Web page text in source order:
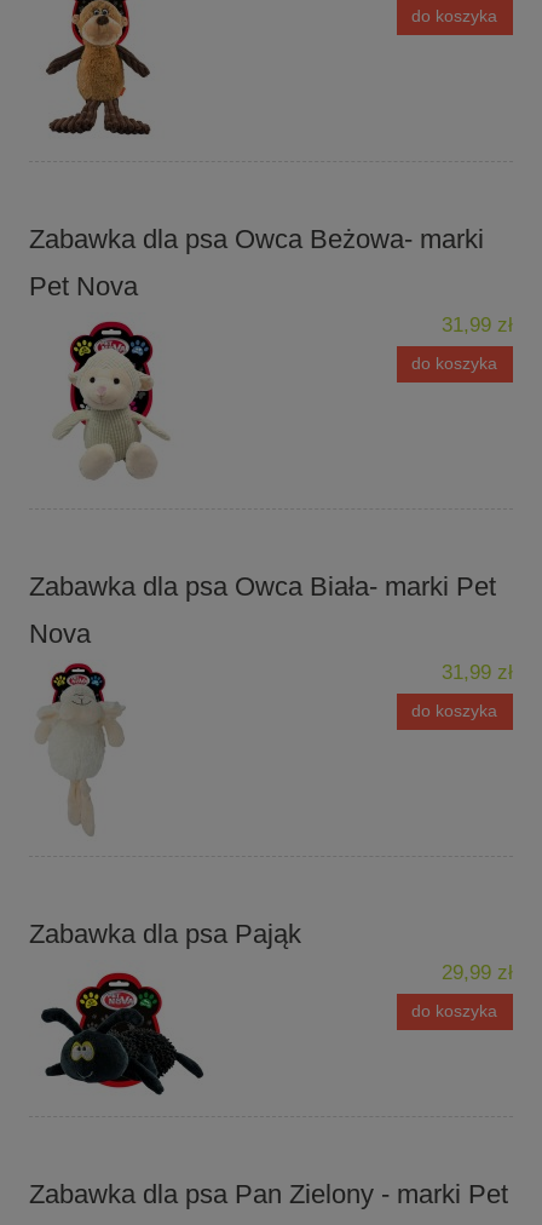
do koszyka
Zabawka dla psa Owca Beżowa- marki
Pet Nova
31,99 zł
do koszyka
Zabawka dla psa Owca Biała- marki Pet
Nova
31,99 zł
do koszyka
Zabawka dla psa Pająk
29,99 zł
do koszyka
Zabawka dla psa Pan Zielony - marki Pet